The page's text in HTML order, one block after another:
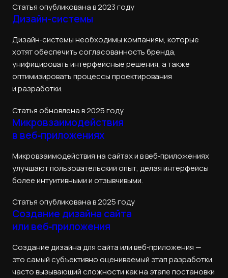
Статья опубликована в 2023 году
Дизайн-системы
Дизайн‑системы необходимы компаниям, которые
хотят обеспечить согласованность бренда,
унифицировать интерфейсные решения, а также
оптимизировать процессы проектирования
и разработки.
Статья обновлена в 2025 году
Микровзаимодействия
в веб‑приложениях
Микровзаимодействия на сайтах и в веб‑приложениях
улучшают пользовательский опыт, делая интерфейсы
более интуитивными и отзывчивыми.
Статья опубликована в 2025 году
Создание дизайна сайта
или веб‑приложения
Создание дизайна для сайта или веб‑приложения —
это самый субъективно оцениваемый этап разработки,
часто вызывающий сложности как на этапе постановки